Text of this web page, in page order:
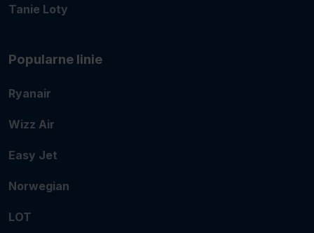
Tanie Loty
Popularne linie
Ryanair
Wizz Air
Easy Jet
Norwegian
LOT